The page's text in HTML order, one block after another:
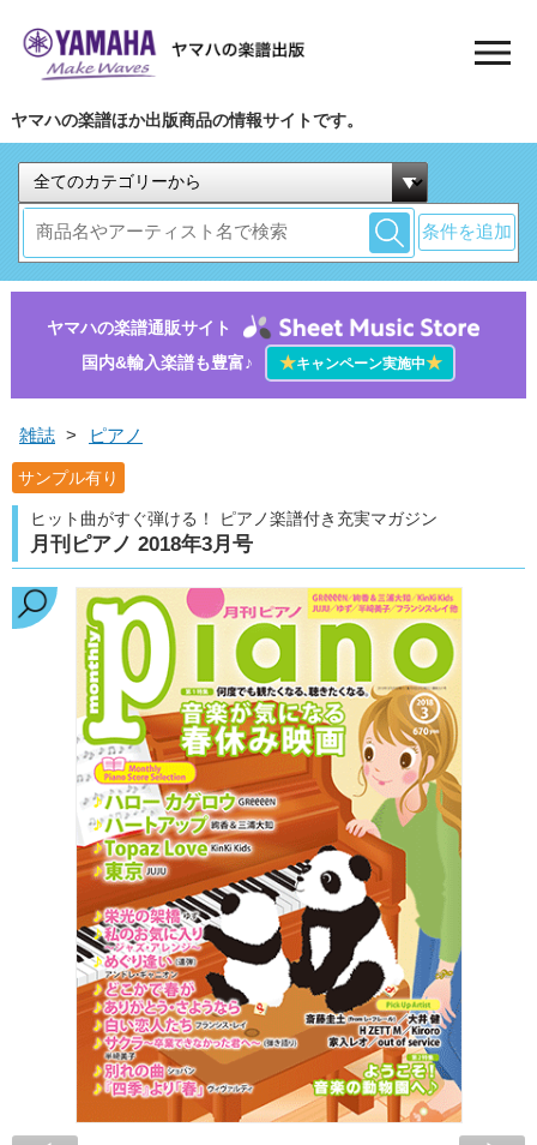
ヤマハの楽譜ほか出版商品の情報サイトです。
条件を追加
ヤマハの楽譜通販サイト
国内&輸入楽譜も豊富♪
★キャンペーン実施中★
雑誌 > ピアノ
サンプル有り
ヒット曲がすぐ弾ける！ ピアノ楽譜付き充実マガジン
月刊ピアノ 2018年3月号